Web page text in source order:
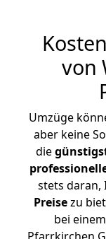
von
Umzüge
aber keine
die
stets daran,
Preisezu
bei